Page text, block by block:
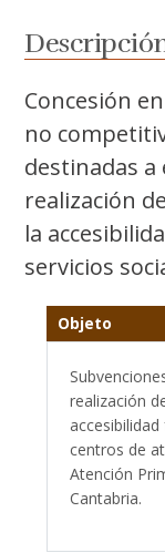
Concesión
no
destinadas a
realización
la
servicios
Objeto
realización
centros de
Atención
Cantabria.